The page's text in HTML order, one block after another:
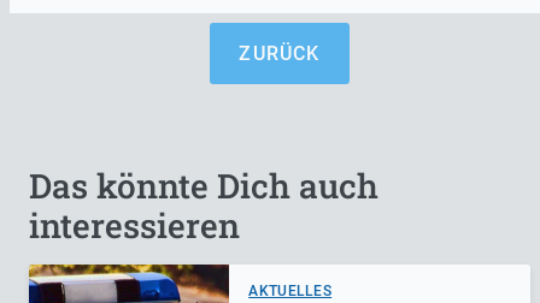
ZURÜCK
Das könnte Dich auch
interessieren
AKTUELLES